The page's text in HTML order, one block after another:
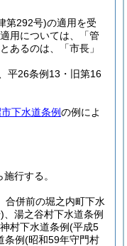
第292号)の適用を受
用については、「管
あるのは、「市長」
平26条例13・旧第16
下水道条例の例によ
行する。
合併前の堀之内町下水
、湯之谷村下水道条例
神村下水道条例(平成5
条例(昭和59年守門村